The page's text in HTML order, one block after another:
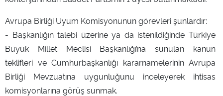
Avrupa Birliği Uyum Komisyonunun görevleri şunlardır:
- Başkanlığın talebi üzerine ya da istenildiğinde Türkiye
Büyük Millet Meclisi Başkanlığı’na sunulan kanun
teklifleri ve Cumhurbaşkanlığı kararnamelerinin Avrupa
Birliği Mevzuatına uygunluğunu inceleyerek ihtisas
komisyonlarına görüş sunmak.